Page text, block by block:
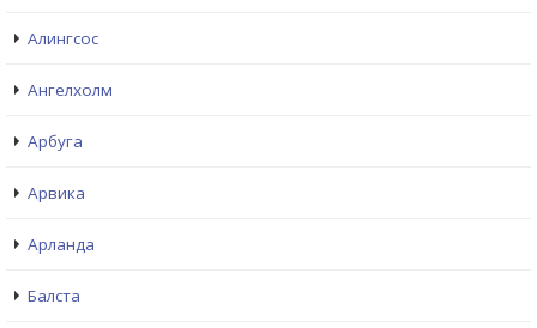
Алингсос
Ангелхолм
Арбуга
Арвика
Арланда
Балста